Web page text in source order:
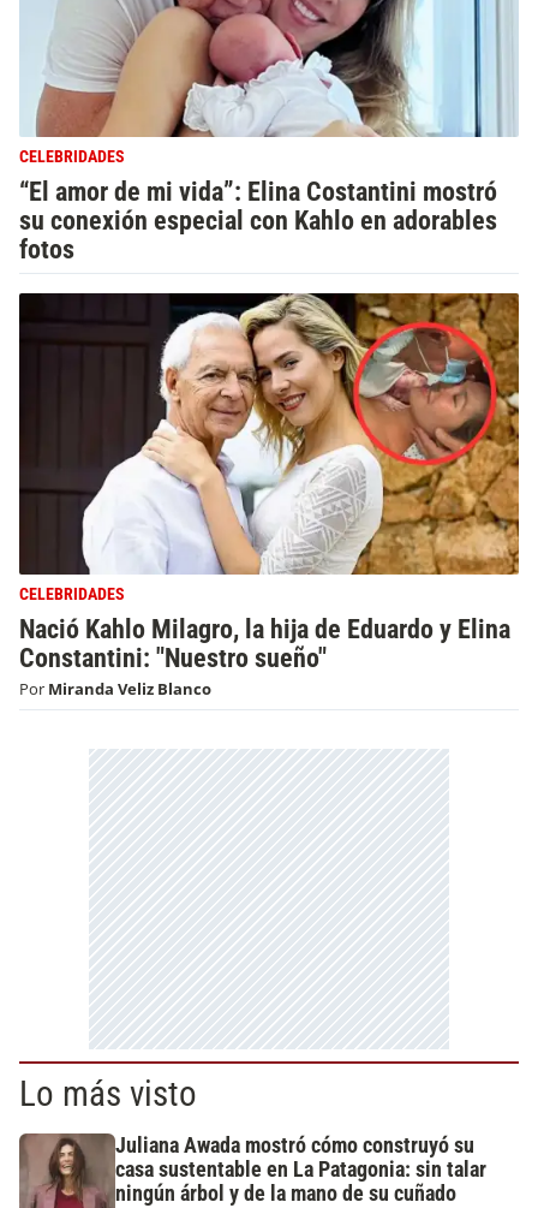
CELEBRIDADES
“El amor de mi vida”: Elina Costantini mostró
su conexión especial con Kahlo en adorables
fotos
CELEBRIDADES
Nació Kahlo Milagro, la hija de Eduardo y Elina
Constantini: "Nuestro sueño"
Por Miranda Veliz Blanco
Lo más visto
Juliana Awada mostró cómo construyó su
casa sustentable en La Patagonia: sin talar
ningún árbol y de la mano de su cuñado